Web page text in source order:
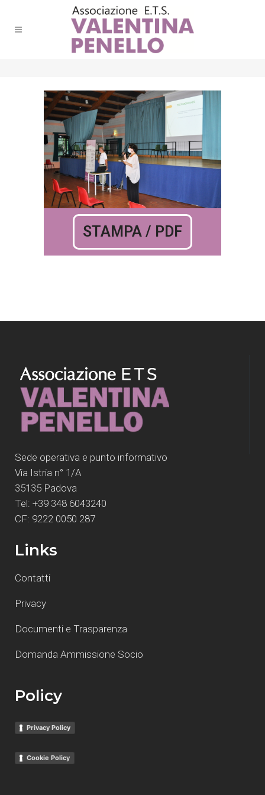
STAMPA / PDF
Sede operativa e punto informativo
Via Istria n° 1/A
35135 Padova
Tel: +39 348 6043240
CF: 9222 0050 287
Links
Contatti
Privacy
Documenti e Trasparenza
Domanda Ammissione Socio
Policy
Privacy Policy
Cookie Policy